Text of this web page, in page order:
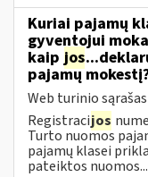
Kuriai pajamų
gyventojui
kaip jos
pajamų
Web turinio sąrašas
Registracijos
Turto nuomos
pajamų klasei
pateiktos nuomos...